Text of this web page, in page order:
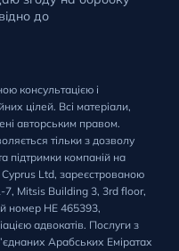
до
консультацією і
цілей. Всі матеріали,
авторським правом.
тільки з дозволу
підтримки компаній на
Ltd, зареєстрованою
7, Mitsis Building 3, 3rd floor,
номер HE 465393,
адвокатів. Послуги з
Арабських Еміратах